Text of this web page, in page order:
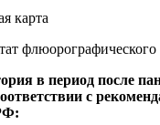
карта
в период после
с